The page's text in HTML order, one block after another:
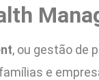
, ou gestão de
e